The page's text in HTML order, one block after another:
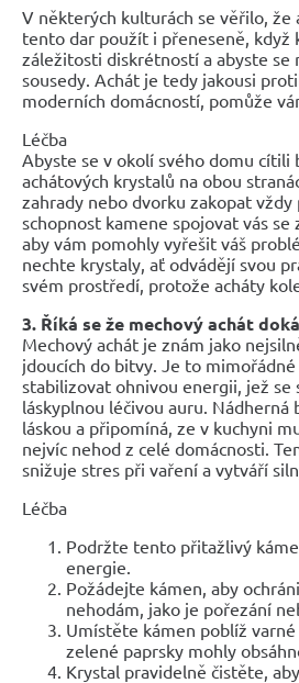
V některých kulturách se věřilo,
tento dar použít i přeneseně, když
záležitosti diskrétností a abyste
sousedy. Achát je tedy jakousi
moderních domácností, pomůže
Léčba
Abyste se v okolí svého domu
achátových krystalů na obou
zahrady nebo dvorku zakopat
schopnost kamene spojovat vás
aby vám pomohly vyřešit váš
nechte krystaly, ať odvádějí svou
svém prostředí, protože acháty
3. Říká se že mechový achát
Mechový achát je znám jako
jdoucích do bitvy. Je to
stabilizovat ohnivou energii, jež se
láskyplnou léčivou auru.
láskou a připomíná, ze v kuchyni
nejvíc nehod z celé domácnosti.
snižuje stres při vaření a vytváří
Léčba
Podržte tento přitažlivý
energie.
Požádejte kámen, aby
nehodám, jako je pořezání
Umístěte kámen poblíž
zelené paprsky mohly
Krystal pravidelně čistěte,